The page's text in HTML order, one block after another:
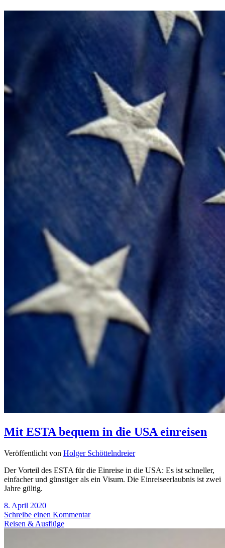
Mit ESTA bequem in die USA einreisen
Veröffentlicht von Holger Schöttelndreier
Der Vorteil des ESTA für die Einreise in die USA: Es ist schneller,
einfacher und günstiger als ein Visum. Die Einreiseerlaubnis ist zwei
Jahre gültig.
8. April 2020
Schreibe einen Kommentar
Reisen & Ausflüge